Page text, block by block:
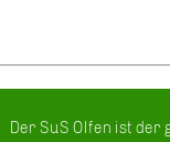
Der SuS Olfen ist